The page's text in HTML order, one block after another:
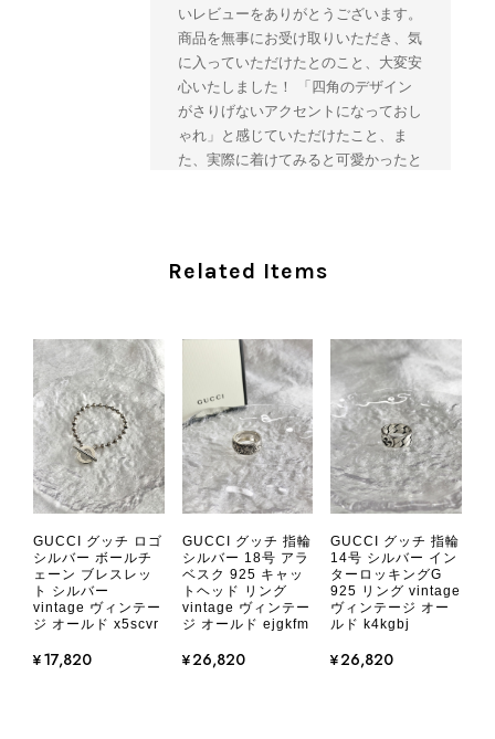
いレビューをありがとうございます。
商品を無事にお受け取りいただき、気
に入っていただけたとのこと、大変安
心いたしました！ 「四角のデザイン
がさりげないアクセントになっておし
ゃれ」と感じていただけたこと、ま
た、実際に着けてみると可愛かったと
ご愛用いただけましたら幸いです。
談ください。 またご縁がございまし
たら、ぜひよろしくお願いいたしま
す。 VintageShop solo
2026/08/05
とても気に入りました、目立たないシャネルのロゴがとてもいい
です
Related Items
GUCCI グッチ ロゴ
シルバー ボールチ
ェーン ブレスレッ
ト シルバー
vintage ヴィンテー
ジ オールド x5scvr
¥17,820
GUCCI グッチ 指輪
シルバー 18号 アラ
ベスク 925 キャッ
トヘッド リング
vintage ヴィンテー
ジ オールド ejgkfm
¥26,820
GUCCI グッチ 指輪
14号 シルバー イン
ターロッキングG
925 リング vintage
ヴィンテージ オー
ルド k4kgbj
¥26,820